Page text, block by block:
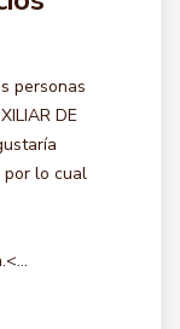
personas
DE
por lo cual